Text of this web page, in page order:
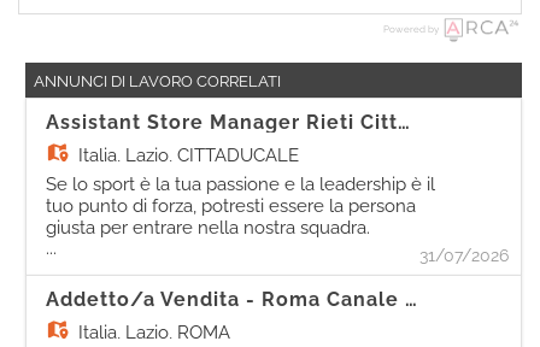
Powered by
ANNUNCI DI LAVORO CORRELATI
Assistant Store Manager Rieti Cittaducale
Italia, Lazio, CITTADUCALE
Se lo sport è la tua passione e la leadership è il
tuo punto di forza, potresti essere la persona
giusta per entrare nella nostra squadra.
Come Assistant Store Manager, sarai
protagonista nel coordinare le attività
quotidiane del punto vendita. Le tue
- Comunicherai efficacemente con la tua
... 31/07/2026
Addetto/a Vendita - Roma Canale Della Lingua
Italia, Lazio, ROMA